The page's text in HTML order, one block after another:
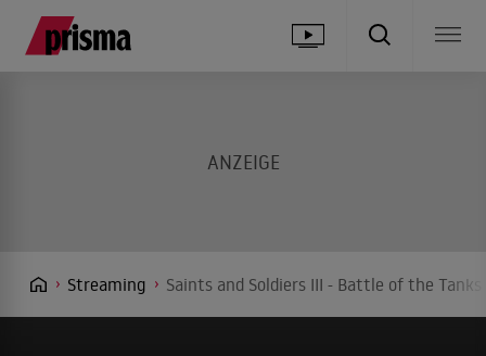
Streaming Saints and Soldiers III - Battle of the